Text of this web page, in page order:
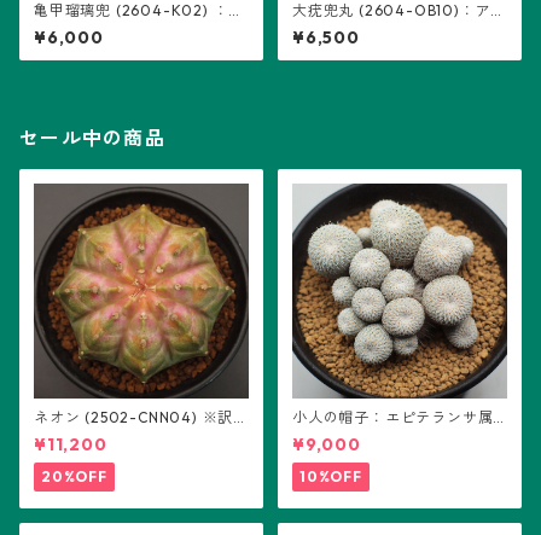
亀甲瑠璃兜 (2604-K02) ：ア
ストロフィツム属 ※実生
¥6,000
大疣兜丸 (2604-OB10)：アス
トロフィツム属 ※実生
¥6,500
セール中の商品
ネオン (2502-CNN04) ※訳あ
り：ギムノカリキウム属 ※実
生
¥11,200
20%OFF
小人の帽子：エピテランサ属
(B01)
¥9,000
10%OFF